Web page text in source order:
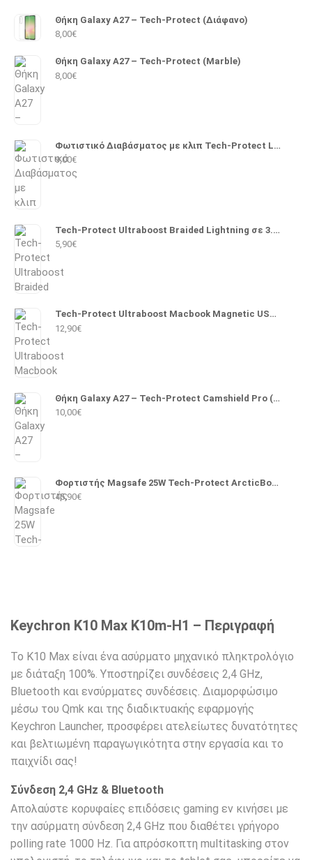
Θήκη Galaxy A27 – Tech-Protect (Διάφανο)
8,00€
Θήκη Galaxy A27 – Tech-Protect (Marble)
8,00€
Φωτιστικό Διαβάσματος με κλιπ Tech-Protect LL100
9,00€
Tech-Protect Ultraboost Braided Lightning σε 3.5mm 1m (Μαύρο)
5,90€
Tech-Protect Ultraboost Macbook Magnetic USB 2.0 Cable USB-C male - Magsafe 3 140W PD 2m (Λευκό)
12,90€
Θήκη Galaxy A27 – Tech-Protect Camshield Pro (Μαύρο)
10,00€
Φορτιστής Magsafe 25W Tech-Protect ArcticBoost A51 (Λευκό)
45,90€
Keychron K10 Max K10m-H1 – Περιγραφή
Το K10 Max είναι ένα ασύρματο μηχανικό πληκτρολόγιο
με διάταξη 100%. Υποστηρίζει συνδέσεις 2,4 GHz,
Bluetooth και ενσύρματες συνδέσεις. Διαμορφώσιμο
μέσω του Qmk και της διαδικτυακής εφαρμογής
Keychron Launcher, προσφέρει ατελείωτες δυνατότητες
και βελτιωμένη παραγωγικότητα στην εργασία και το
παιχνίδι σας!
Σύνδεση 2,4 GHz & Bluetooth
Απολαύστε κορυφαίες επιδόσεις gaming εν κινήσει με
την ασύρματη σύνδεση 2,4 GHz που διαθέτει γρήγορο
polling rate 1000 Hz. Για απρόσκοπτη multitasking στον